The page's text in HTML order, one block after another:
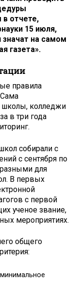
отчете,
15 июля,
на самом
газета».
правила
школы, колледжи
в три года
собирали с
с сентября по
для
В первых
с первой
ученое звание,
мероприятиях.
общего